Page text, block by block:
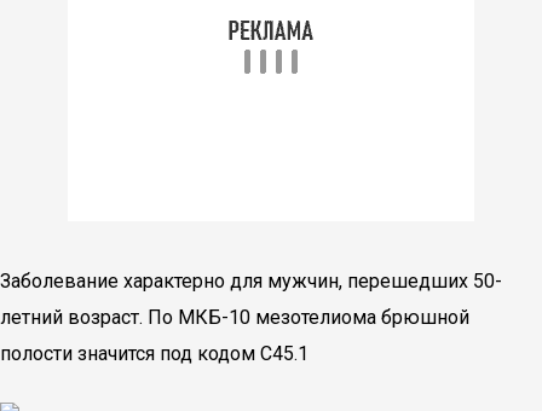
Заболевание характерно для мужчин, перешедших 50-
летний возраст. По МКБ-10 мезотелиома брюшной
полости значится под кодом С45.1